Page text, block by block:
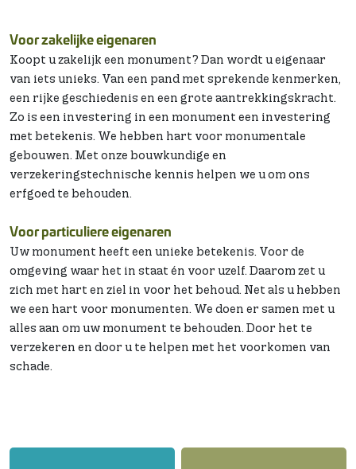
Voor zakelijke eigenaren
Koopt u zakelijk een monument? Dan wordt u eigenaar
van iets unieks. Van een pand met sprekende kenmerken,
een rijke geschiedenis en een grote aantrekkingskracht.
Zo is een investering in een monument een investering
met betekenis. We hebben hart voor monumentale
gebouwen. Met onze bouwkundige en
verzekeringstechnische kennis helpen we u om ons
erfgoed te behouden.
Voor particuliere eigenaren
Uw monument heeft een unieke betekenis. Voor de
omgeving waar het in staat én voor uzelf. Daarom zet u
zich met hart en ziel in voor het behoud. Net als u hebben
we een hart voor monumenten. We doen er samen met u
alles aan om uw monument te behouden. Door het te
verzekeren en door u te helpen met het voorkomen van
schade.